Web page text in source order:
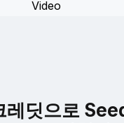
레딧으로